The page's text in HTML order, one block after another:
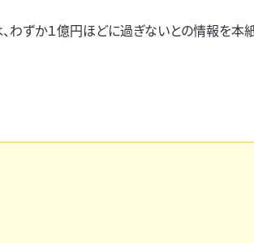
わずか１億円ほどに過ぎないとの情報を本